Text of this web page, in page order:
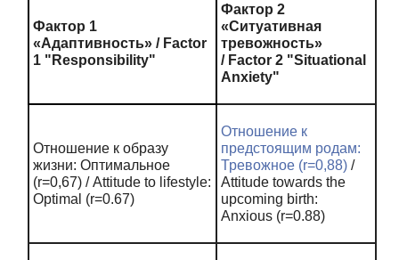
Фактор 1
«Адаптивность» / Factor
1 "Responsibility"
Фактор 2
«Ситуативная
тревожность»
/ Factor 2 "Situational
Anxiety"
Отношение к образу
жизни: Оптимальное
(r=0,67) / Attitude to lifestyle:
Optimal (r=0.67)
Отношение к
предстоящим родам:
Тревожное (r=0,88) /
Attitude towards the
upcoming birth:
Anxious (r=0.88)